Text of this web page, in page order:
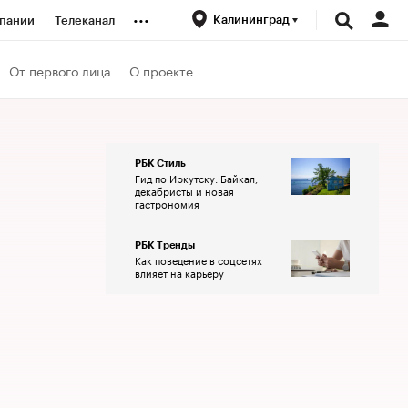
Телеканал ... Калининград
От первого лица О проекте
РБК Стиль
Гид по Иркутску: Байкал,
декабристы и новая
гастрономия
РБК Тренды
Как поведение в соцсетях
влияет на карьеру